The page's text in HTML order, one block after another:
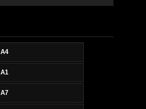
A4
A1
A7